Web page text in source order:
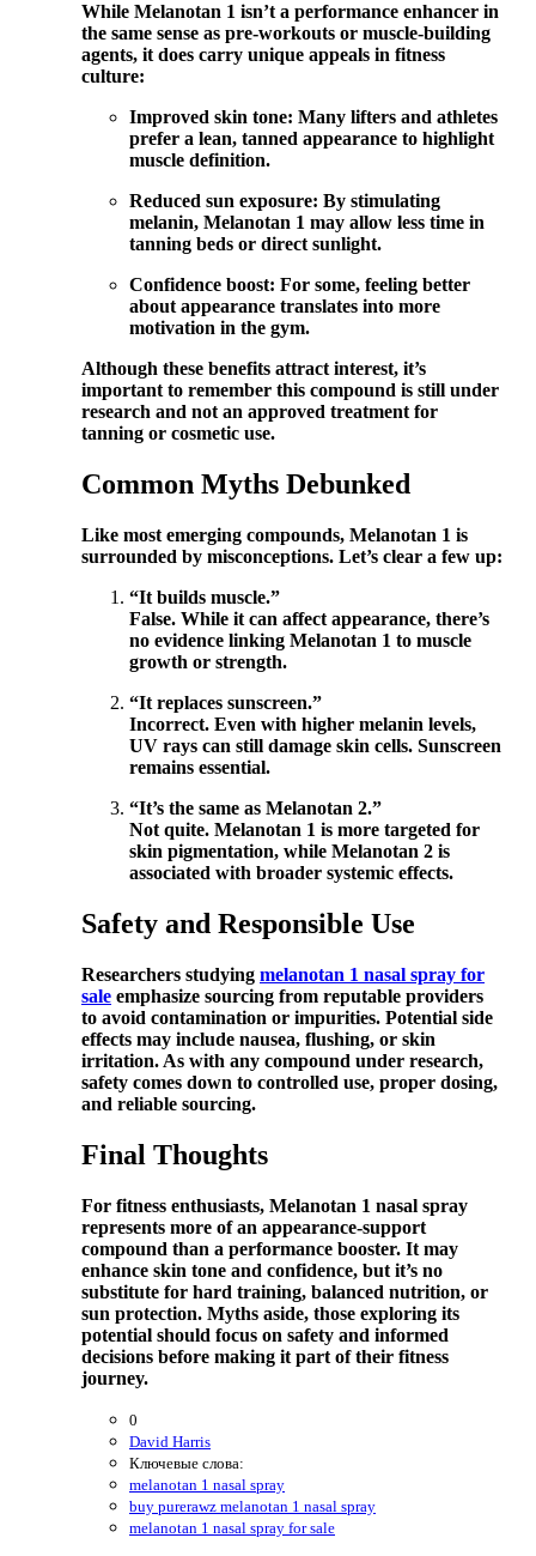
While Melanotan 1 isn’t a performance enhancer in
the same sense as pre-workouts or muscle-building
agents, it does carry unique appeals in fitness
culture:
Improved skin tone: Many lifters and athletes
prefer a lean, tanned appearance to highlight
muscle definition.
Reduced sun exposure: By stimulating
melanin, Melanotan 1 may allow less time in
tanning beds or direct sunlight.
Confidence boost: For some, feeling better
about appearance translates into more
motivation in the gym.
Although these benefits attract interest, it’s
important to remember this compound is still under
research and not an approved treatment for
tanning or cosmetic use.
Common Myths Debunked
Like most emerging compounds, Melanotan 1 is
surrounded by misconceptions. Let’s clear a few up:
“It builds muscle.”
False. While it can affect appearance, there’s
no evidence linking Melanotan 1 to muscle
growth or strength.
“It replaces sunscreen.”
Incorrect. Even with higher melanin levels,
UV rays can still damage skin cells. Sunscreen
remains essential.
“It’s the same as Melanotan 2.”
Not quite. Melanotan 1 is more targeted for
skin pigmentation, while Melanotan 2 is
associated with broader systemic effects.
Safety and Responsible Use
Researchers studying melanotan 1 nasal spray for
sale emphasize sourcing from reputable providers
to avoid contamination or impurities. Potential side
effects may include nausea, flushing, or skin
irritation. As with any compound under research,
safety comes down to controlled use, proper dosing,
and reliable sourcing.
Final Thoughts
For fitness enthusiasts, Melanotan 1 nasal spray
represents more of an appearance-support
compound than a performance booster. It may
enhance skin tone and confidence, but it’s no
substitute for hard training, balanced nutrition, or
sun protection. Myths aside, those exploring its
potential should focus on safety and informed
decisions before making it part of their fitness
journey.
0
David Harris
Ключевые слова:
melanotan 1 nasal spray
buy purerawz melanotan 1 nasal spray
melanotan 1 nasal spray for sale